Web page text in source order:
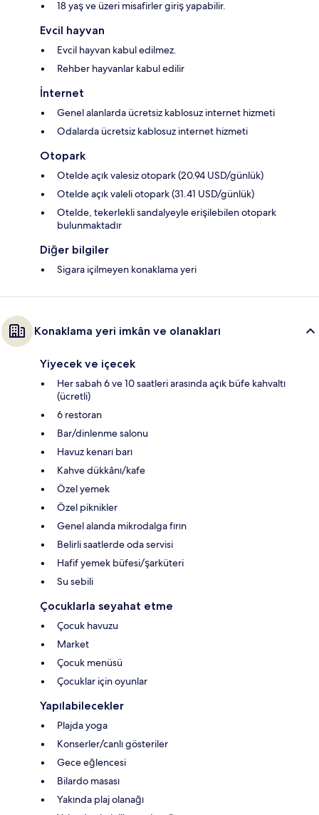
18 yaş ve üzeri misafirler giriş yapabilir.
Evcil hayvan
Evcil hayvan kabul edilmez.
Rehber hayvanlar kabul edilir
İnternet
Genel alanlarda ücretsiz kablosuz internet hizmeti
Odalarda ücretsiz kablosuz internet hizmeti
Otopark
Otelde açık valesiz otopark (20.94 USD/günlük)
Otelde açık valeli otopark (31.41 USD/günlük)
Otelde, tekerlekli sandalyeyle erişilebilen otopark
bulunmaktadır
Diğer bilgiler
Sigara içilmeyen konaklama yeri
Konaklama yeri imkân ve olanakları
Yiyecek ve içecek
Her sabah 6 ve 10 saatleri arasında açık büfe kahvaltı
(ücretli)
6 restoran
Bar/dinlenme salonu
Havuz kenarı barı
Kahve dükkânı/kafe
Özel yemek
Özel piknikler
Genel alanda mikrodalga fırın
Belirli saatlerde oda servisi
Hafif yemek büfesi/şarküteri
Su sebili
Çocuklarla seyahat etme
Çocuk havuzu
Market
Çocuk menüsü
Çocuklar için oyunlar
Yapılabilecekler
Plajda yoga
Konserler/canlı gösteriler
Gece eğlencesi
Bilardo masası
Yakında plaj olanağı